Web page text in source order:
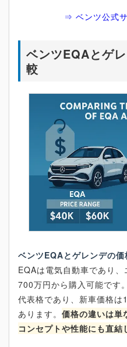
⇒ ベンツ公式
ベンツEQAとゲ
較
ベンツEQAとゲレンデの価
EQAは電気自動車であり
700万円から購入可能です
代表格であり、新車価格
あります。 価格の違いは単
コンセプトや性能にも直結